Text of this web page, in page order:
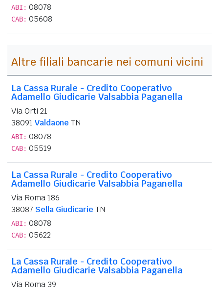
ABI: 08078
CAB: 05608
Altre filiali bancarie nei comuni vicini
La Cassa Rurale - Credito Cooperativo
Adamello Giudicarie Valsabbia Paganella
Via Orti 21
38091 Valdaone TN
ABI: 08078
CAB: 05519
La Cassa Rurale - Credito Cooperativo
Adamello Giudicarie Valsabbia Paganella
Via Roma 186
38087 Sella Giudicarie TN
ABI: 08078
CAB: 05622
La Cassa Rurale - Credito Cooperativo
Adamello Giudicarie Valsabbia Paganella
Via Roma 39